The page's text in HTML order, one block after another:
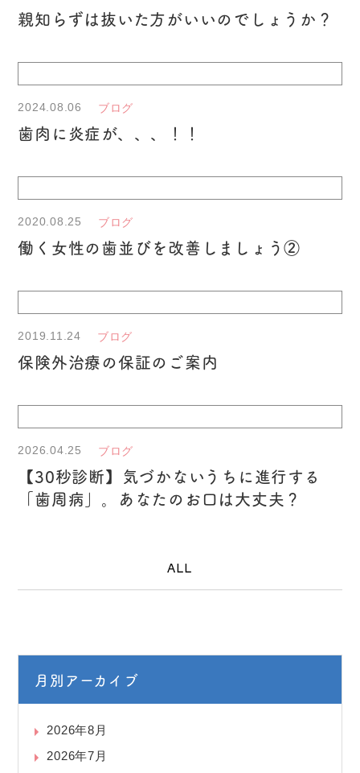
親知らずは抜いた方がいいのでしょうか？
2024.08.06 ブログ
歯肉に炎症が、、、！！
2020.08.25 ブログ
働く女性の歯並びを改善しましょう②
2019.11.24 ブログ
保険外治療の保証のご案内
2026.04.25 ブログ
【30秒診断】気づかないうちに進行する
「歯周病」。あなたのお口は大丈夫？
ALL
月別アーカイブ
2026年8月
2026年7月